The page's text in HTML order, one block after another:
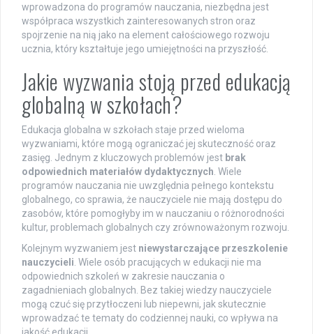
wprowadzona do programów nauczania, niezbędna jest
współpraca wszystkich zainteresowanych stron oraz
spojrzenie na nią jako na element całościowego rozwoju
ucznia, który kształtuje jego umiejętności na przyszłość.
Jakie wyzwania stoją przed edukacją
globalną w szkołach?
Edukacja globalna w szkołach staje przed wieloma
wyzwaniami, które mogą ograniczać jej skuteczność oraz
zasięg. Jednym z kluczowych problemów jest brak
odpowiednich materiałów dydaktycznych . Wiele
programów nauczania nie uwzględnia pełnego kontekstu
globalnego, co sprawia, że nauczyciele nie mają dostępu do
zasobów, które pomogłyby im w nauczaniu o różnorodności
kultur, problemach globalnych czy zrównoważonym rozwoju.
Kolejnym wyzwaniem jest niewystarczające przeszkolenie
nauczycieli . Wiele osób pracujących w edukacji nie ma
odpowiednich szkoleń w zakresie nauczania o
zagadnieniach globalnych. Bez takiej wiedzy nauczyciele
mogą czuć się przytłoczeni lub niepewni, jak skutecznie
wprowadzać te tematy do codziennej nauki, co wpływa na